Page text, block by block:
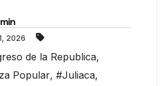
2026
de la Republica,
Popular, #Juliaca,